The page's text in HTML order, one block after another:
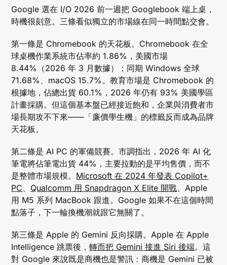
Google 選在 I/O 2026 前一週把 Googlebook 端上桌，
時機很刻意。三條看似獨立的市場線在同一時間點交會。
第一條是 Chromebook 的天花板。Chromebook 在全
球桌機作業系統市佔率約 1.86%，美國市場
8.44%（2026 年 3 月數據）；同期 Windows 全球
71.68%、macOS 15.7%。教育市場是 Chromebook 的
根據地，佔總出貨 60.1%，2026 年仍有 93% 美國學區
計畫採購。但這個基本盤已經接近飽和，企業與消費者市
場長期攻不下來——「廉價學生機」的標籤反而成為品牌
天花板。
第二條是 AI PC 的軍備競賽。市調指出，2026 年 AI 化
筆電將佔筆電出貨 44%，主要拉動的是平均售價，而不
是整體市場規模。 Microsoft 在 2024 年發表 Copilot+
PC、 Qualcomm 用 Snapdragon X Elite 開戰、Apple
用 M5 系列 MacBook 跟進。Google 如果不在這個時間
點落子，下一輪換機潮就跟它無關了。
第三條是 Apple 的 Gemini 反向採購。Apple 在 Apple
Intelligence 跳票後，轉而把 Gemini 接進 Siri 後端。這
對 Google 來說既是商機也是警訊：商機是 Gemini 已被